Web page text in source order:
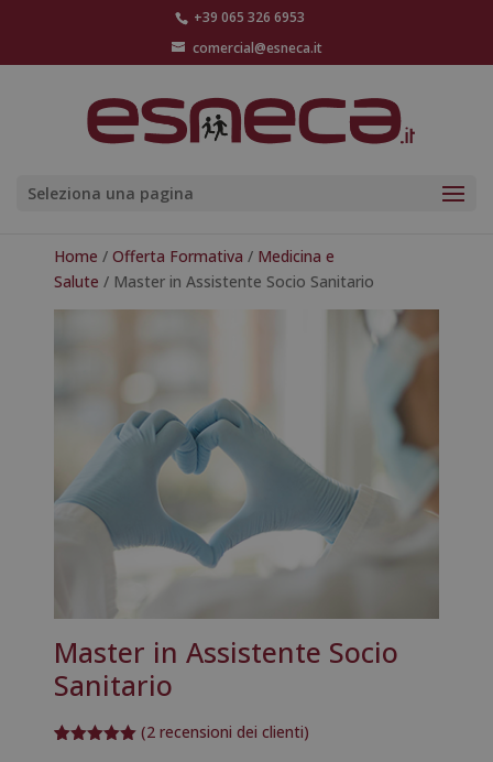
+39 065 326 6953
comercial@esneca.it
Seleziona una pagina
Home / Offerta Formativa / Medicina e
Salute / Master in Assistente Socio Sanitario
Master in Assistente Socio
Sanitario
(2 recensioni dei clienti)